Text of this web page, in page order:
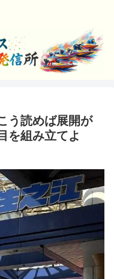
う読めば展開が
を組み立てよ